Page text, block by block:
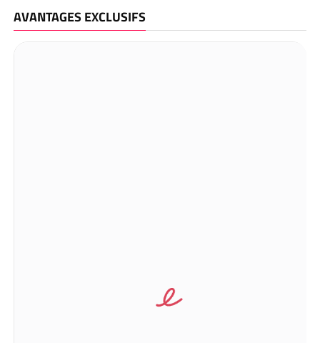
AVANTAGES EXCLUSIFS